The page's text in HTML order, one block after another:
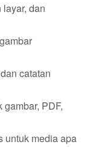
dan
catatan
PDF,
untuk media apa